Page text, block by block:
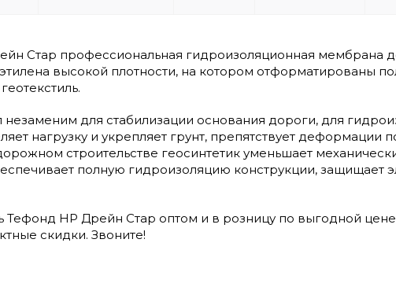
Стар профессиональная гидроизоляционная мембрана
высокой плотности, на котором отформатированы
для стабилизации основания дороги, для
нагрузку и укрепляет грунт, препятствует деформации
строительстве геосинтетик уменьшает
полную гидроизоляцию конструкции, защищает
НР Дрейн Стар оптом и в розницу по выгодной цене.
скидки. Звоните!